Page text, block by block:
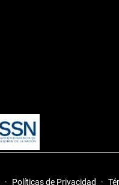
· Políticas de Privacidad ·